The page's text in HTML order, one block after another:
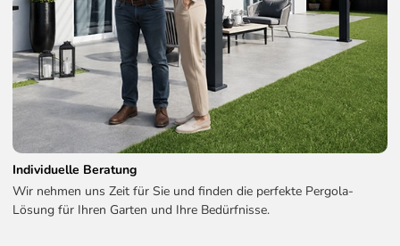
die Fundamentarbeiten, sodass Sie sich um nichts kümmern
müssen und Ihre Pergola rundum sorglos in Betrieb
genommen wird.
So erhalten Sie eine passgenaue Lösung für einen
fachgerechten Aufbau.
Über unseren Service-Artikel können Sie jederzeit
unverbindlich ein Angebot anfordern.
Aufbauservice – Individuelles Angebot
anfordern – 0€
Individuelle Beratung
Wir nehmen uns Zeit für Sie und finden die perfekte Pergola-
Lösung für Ihren Garten und Ihre Bedürfnisse.